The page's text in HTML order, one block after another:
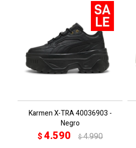
Karmen X-TRA 40036903 -
Negro
$4.590 $4.990